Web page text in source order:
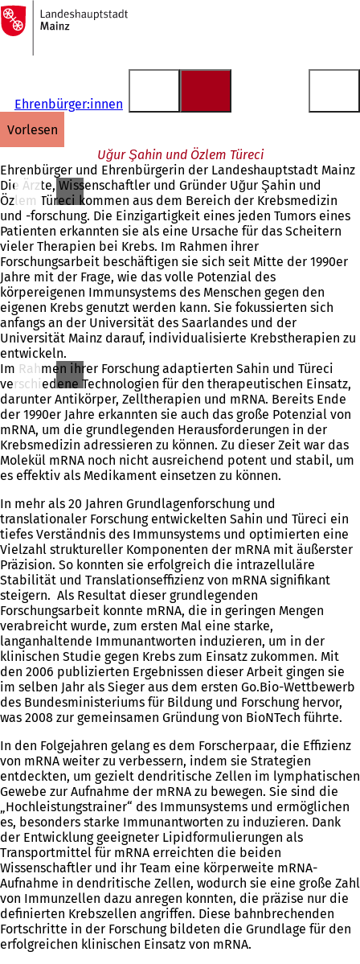
Inhalt anspringen
Zur
Startseite
Ehrenbürger:innen
vorlesen
Uğur Şahin und Özlem Türeci
Ehrenbürger und Ehrenbürgerin der Landeshauptstadt Mainz
Die Ärzte, Wissenschaftler und Gründer Uğur Şahin und
Özlem Türeci kommen aus dem Bereich der Krebsmedizin
und -forschung. Die Einzigartigkeit eines jeden Tumors eines
Patienten erkannten sie als eine Ursache für das Scheitern
vieler Therapien bei Krebs. Im Rahmen ihrer
Forschungsarbeit beschäftigen sie sich seit Mitte der 1990er
Jahre mit der Frage, wie das volle Potenzial des
körpereigenen Immunsystems des Menschen gegen den
eigenen Krebs genutzt werden kann. Sie fokussierten sich
anfangs an der Universität des Saarlandes und der
Universität Mainz darauf, individualisierte Krebstherapien zu
entwickeln.
Im Rahmen ihrer Forschung adaptierten Sahin und Türeci
verschiedene Technologien für den therapeutischen Einsatz,
darunter Antikörper, Zelltherapien und mRNA. Bereits Ende
der 1990er Jahre erkannten sie auch das große Potenzial von
mRNA, um die grundlegenden Herausforderungen in der
Krebsmedizin adressieren zu können. Zu dieser Zeit war das
Molekül mRNA noch nicht ausreichend potent und stabil, um
es effektiv als Medikament einsetzen zu können.
In mehr als 20 Jahren Grundlagenforschung und
translationaler Forschung entwickelten Sahin und Türeci ein
tiefes Verständnis des Immunsystems und optimierten eine
Vielzahl struktureller Komponenten der mRNA mit äußerster
Präzision. So konnten sie erfolgreich die intrazelluläre
Stabilität und Translationseffizienz von mRNA signifikant
steigern. Als Resultat dieser grundlegenden
Forschungsarbeit konnte mRNA, die in geringen Mengen
verabreicht wurde, zum ersten Mal eine starke,
langanhaltende Immunantworten induzieren, um in der
klinischen Studie gegen Krebs zum Einsatz zukommen. Mit
den 2006 publizierten Ergebnissen dieser Arbeit gingen sie
im selben Jahr als Sieger aus dem ersten Go.Bio-Wettbewerb
des Bundesministeriums für Bildung und Forschung hervor,
was 2008 zur gemeinsamen Gründung von BioNTech führte.
In den Folgejahren gelang es dem Forscherpaar, die Effizienz
von mRNA weiter zu verbessern, indem sie Strategien
entdeckten, um gezielt dendritische Zellen im lymphatischen
Gewebe zur Aufnahme der mRNA zu bewegen. Sie sind die
„Hochleistungstrainer“ des Immunsystems und ermöglichen
es, besonders starke Immunantworten zu induzieren. Dank
der Entwicklung geeigneter Lipidformulierungen als
Transportmittel für mRNA erreichten die beiden
Wissenschaftler und ihr Team eine körperweite mRNA-
Aufnahme in dendritische Zellen, wodurch sie eine große Zahl
von Immunzellen dazu anregen konnten, die präzise nur die
definierten Krebszellen angriffen. Diese bahnbrechenden
Fortschritte in der Forschung bildeten die Grundlage für den
erfolgreichen klinischen Einsatz von mRNA.